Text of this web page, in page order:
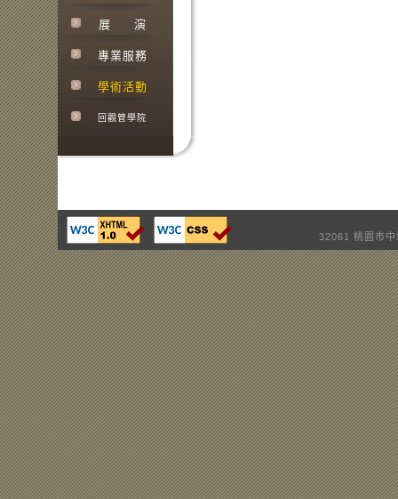
展 演
專業服務
學術活動
回觀管學院
32061 桃園市